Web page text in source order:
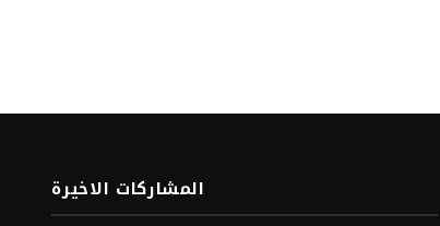
المشاركات الاخيرة